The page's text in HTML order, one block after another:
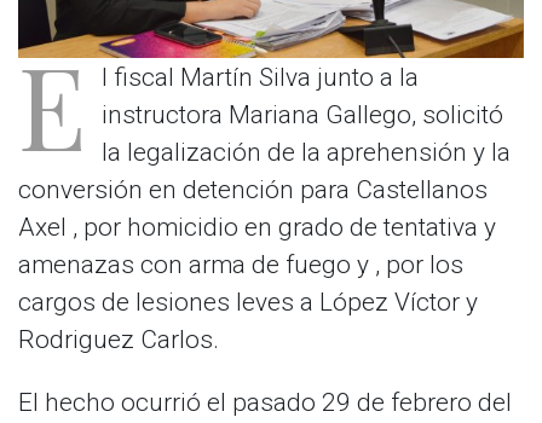
E l fiscal Martín Silva junto a la
instructora Mariana Gallego, solicitó
la legalización de la aprehensión y la
conversión en detención para Castellanos
Axel , por homicidio en grado de tentativa y
amenazas con arma de fuego y , por los
cargos de lesiones leves a López Víctor y
Rodriguez Carlos.
El hecho ocurrió el pasado 29 de febrero del